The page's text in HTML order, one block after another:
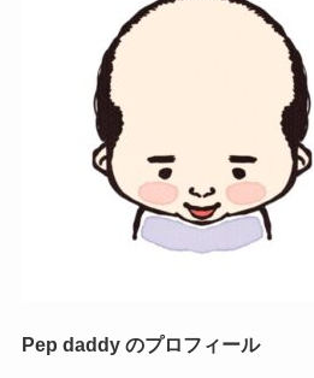
Pep daddy のプロフィール